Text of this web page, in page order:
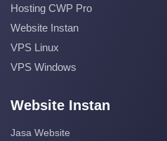
Hosting CWP Pro
Website Instan
VPS Linux
VPS Windows
Website Instan
Jasa Website